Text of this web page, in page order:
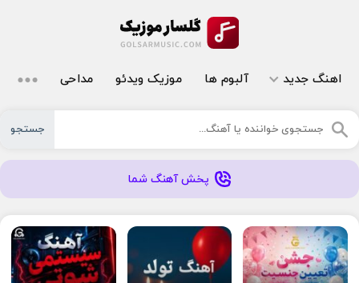
اهنگ جدید آلبوم ها موزیک ویدئو مداحی
جستجو
پخش آهنگ شما